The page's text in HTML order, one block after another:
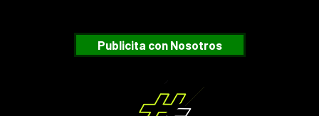
Publicita con Nosotros